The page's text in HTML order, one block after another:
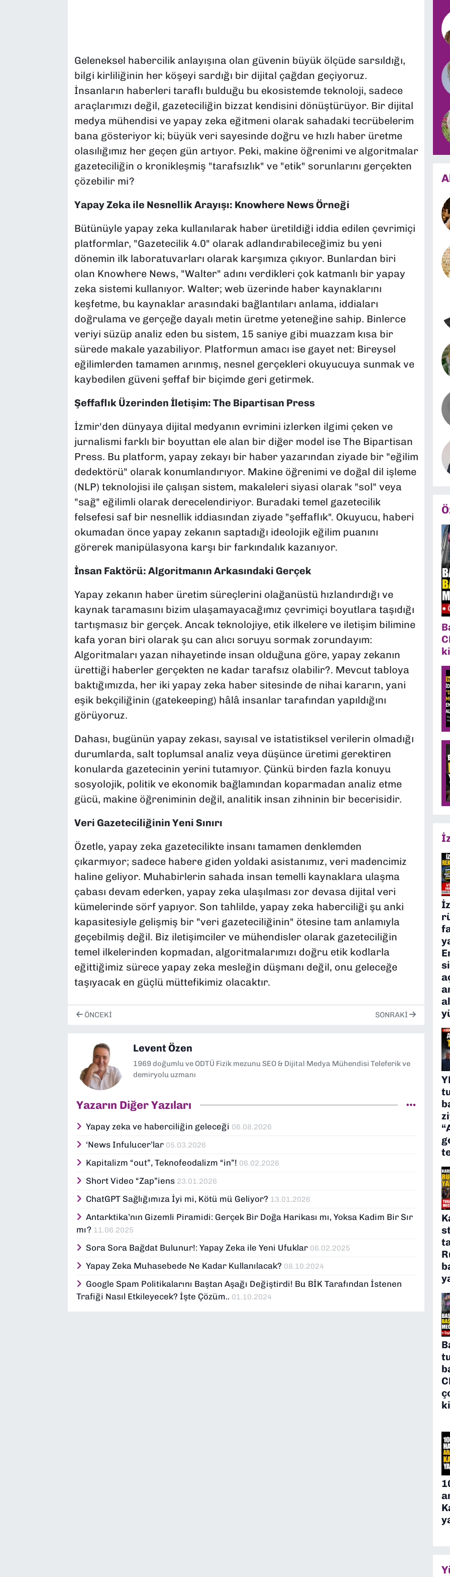
Geleneksel habercilik anlayışına olan güvenin büyük ölçüde sarsıldığı,
bilgi kirliliğinin her köşeyi sardığı bir dijital çağdan geçiyoruz.
İnsanların haberleri taraflı bulduğu bu ekosistemde teknoloji, sadece
araçlarımızı değil, gazeteciliğin bizzat kendisini dönüştürüyor. Bir dijital
medya mühendisi ve yapay zeka eğitmeni olarak sahadaki tecrübelerim
bana gösteriyor ki; büyük veri sayesinde doğru ve hızlı haber üretme
olasılığımız her geçen gün artıyor. Peki, makine öğrenimi ve algoritmalar
gazeteciliğin o kronikleşmiş "tarafsızlık" ve "etik" sorunlarını gerçekten
çözebilir mi?
Yapay Zeka ile Nesnellik Arayışı: Knowhere News Örneği
Bütünüyle yapay zeka kullanılarak haber üretildiği iddia edilen çevrimiçi
platformlar, "Gazetecilik 4.0" olarak adlandırabileceğimiz bu yeni
dönemin ilk laboratuvarları olarak karşımıza çıkıyor. Bunlardan biri
olan Knowhere News, "Walter" adını verdikleri çok katmanlı bir yapay
zeka sistemi kullanıyor. Walter; web üzerinde haber kaynaklarını
keşfetme, bu kaynaklar arasındaki bağlantıları anlama, iddiaları
doğrulama ve gerçeğe dayalı metin üretme yeteneğine sahip. Binlerce
veriyi süzüp analiz eden bu sistem, 15 saniye gibi muazzam kısa bir
sürede makale yazabiliyor. Platformun amacı ise gayet net: Bireysel
eğilimlerden tamamen arınmış, nesnel gerçekleri okuyucuya sunmak ve
kaybedilen güveni şeffaf bir biçimde geri getirmek.
Şeffaflık Üzerinden İletişim: The Bipartisan Press
İzmir'den dünyaya dijital medyanın evrimini izlerken ilgimi çeken ve
jurnalismi farklı bir boyuttan ele alan bir diğer model ise The Bipartisan
Press. Bu platform, yapay zekayı bir haber yazarından ziyade bir "eğilim
dedektörü" olarak konumlandırıyor. Makine öğrenimi ve doğal dil işleme
(NLP) teknolojisi ile çalışan sistem, makaleleri siyasi olarak "sol" veya
"sağ" eğilimli olarak derecelendiriyor. Buradaki temel gazetecilik
felsefesi saf bir nesnellik iddiasından ziyade "şeffaflık". Okuyucu, haberi
okumadan önce yapay zekanın saptadığı ideolojik eğilim puanını
görerek manipülasyona karşı bir farkındalık kazanıyor.
İnsan Faktörü: Algoritmanın Arkasındaki Gerçek
Yapay zekanın haber üretim süreçlerini olağanüstü hızlandırdığı ve
kaynak taramasını bizim ulaşamayacağımız çevrimiçi boyutlara taşıdığı
tartışmasız bir gerçek. Ancak teknolojiye, etik ilkelere ve iletişim bilimine
kafa yoran biri olarak şu can alıcı soruyu sormak zorundayım:
Algoritmaları yazan nihayetinde insan olduğuna göre, yapay zekanın
ürettiği haberler gerçekten ne kadar tarafsız olabilir?. Mevcut tabloya
baktığımızda, her iki yapay zeka haber sitesinde de nihai kararın, yani
eşik bekçiliğinin (gatekeeping) hâlâ insanlar tarafından yapıldığını
görüyoruz.
Dahası, bugünün yapay zekası, sayısal ve istatistiksel verilerin olmadığı
durumlarda, salt toplumsal analiz veya düşünce üretimi gerektiren
konularda gazetecinin yerini tutamıyor. Çünkü birden fazla konuyu
sosyolojik, politik ve ekonomik bağlamından koparmadan analiz etme
gücü, makine öğreniminin değil, analitik insan zihninin bir becerisidir.
Veri Gazeteciliğinin Yeni Sınırı
Özetle, yapay zeka gazetecilikte insanı tamamen denklemden
çıkarmıyor; sadece habere giden yoldaki asistanımız, veri madencimiz
haline geliyor. Muhabirlerin sahada insan temelli kaynaklara ulaşma
çabası devam ederken, yapay zeka ulaşılması zor devasa dijital veri
kümelerinde sörf yapıyor. Son tahlilde, yapay zeka haberciliği şu anki
kapasitesiyle gelişmiş bir "veri gazeteciliğinin" ötesine tam anlamıyla
geçebilmiş değil. Biz iletişimciler ve mühendisler olarak gazeteciliğin
temel ilkelerinden kopmadan, algoritmalarımızı doğru etik kodlarla
eğittiğimiz sürece yapay zeka mesleğin düşmanı değil, onu geleceğe
taşıyacak en güçlü müttefikimiz olacaktır.
ÖNCEKI SONRAKI
Levent Özen
1969 doğumlu ve ODTÜ Fizik mezunu SEO & Dijital Medya Mühendisi Teleferik ve
demiryolu uzmanı
Yazarın Diğer Yazıları
Yapay zeka ve haberciliğin geleceği 06.08.2026
‘News Infulucer’lar 05.03.2026
Kapitalizm “out”, Teknofeodalizm “in”! 06.02.2026
Short Video “Zap”iens 23.01.2026
ChatGPT Sağlığımıza İyi mi, Kötü mü Geliyor? 13.01.2026
Antarktika’nın Gizemli Piramidi: Gerçek Bir Doğa Harikası mı, Yoksa Kadim Bir Sır
mı? 11.06.2025
Sora Sora Bağdat Bulunur!: Yapay Zeka ile Yeni Ufuklar 06.02.2025
Yapay Zeka Muhasebede Ne Kadar Kullanılacak? 08.10.2024
Google Spam Politikalarını Baştan Aşağı Değiştirdi! Bu BİK Tarafından İstenen
Trafiği Nasıl Etkileyecek? İşte Çözüm.. 01.10.2024
TEKNOLOJİ
YEREL YÖNETİMLER